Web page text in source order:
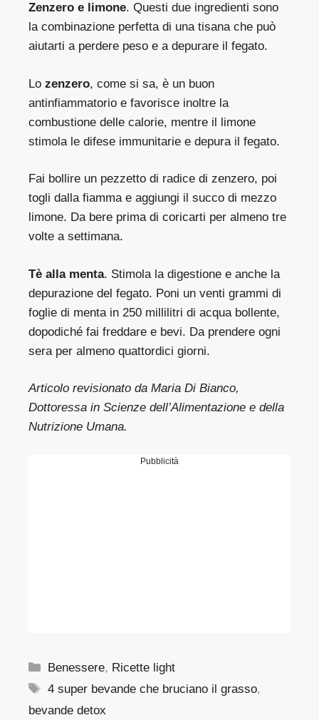
Zenzero e limone. Questi due ingredienti sono
la combinazione perfetta di una tisana che può
aiutarti a perdere peso e a depurare il fegato.
Lozenzero, come si sa, è un buon
antinfiammatorio e favorisce inoltre la
combustione delle calorie, mentre il limone
stimola le difese immunitarie e depura il fegato.
Fai bollire un pezzetto di radice di zenzero, poi
togli dalla fiamma e aggiungi il succo di mezzo
limone. Da bere prima di coricarti per almeno tre
volte a settimana.
Tè alla menta. Stimola la digestione e anche la
depurazione del fegato. Poni un venti grammi di
foglie di menta in 250 millilitri di acqua bollente,
dopodiché fai freddare e bevi. Da prendere ogni
sera per almeno quattordici giorni.
Articolo revisionato da Maria Di Bianco,
Dottoressa in Scienze dell’Alimentazione e della
Nutrizione Umana.
Pubblicità
Categorie
Benessere, Ricette light
Tag
4 super bevande che bruciano il grasso,
bevande detox